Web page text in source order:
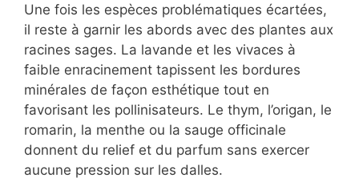
Une fois les espèces problématiques écartées,
il reste à garnir les abords avec des plantes aux
racines sages. La lavande et les vivaces à
faible enracinement tapissent les bordures
minérales de façon esthétique tout en
favorisant les pollinisateurs. Le thym, l’origan, le
romarin, la menthe ou la sauge officinale
donnent du relief et du parfum sans exercer
aucune pression sur les dalles.